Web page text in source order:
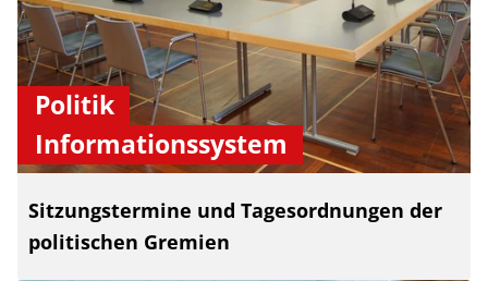
Politik
Informationssystem
Sitzungstermine und Tagesordnungen der
politischen Gremien